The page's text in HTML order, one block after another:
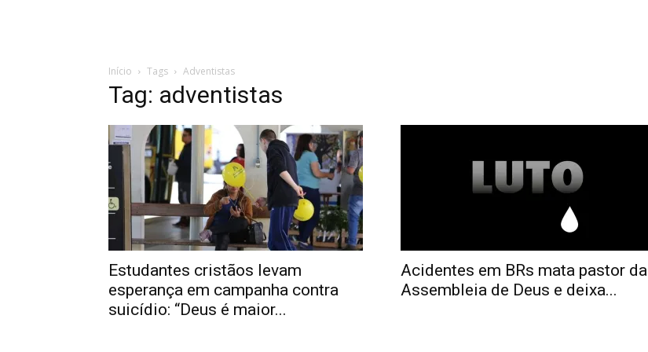
Início Tags Adventistas
Tag: adventistas
Estudantes cristãos levam
esperança em campanha contra
suicídio: “Deus é maior...
Acidentes em BRs mata pastor da
Assembleia de Deus e deixa...